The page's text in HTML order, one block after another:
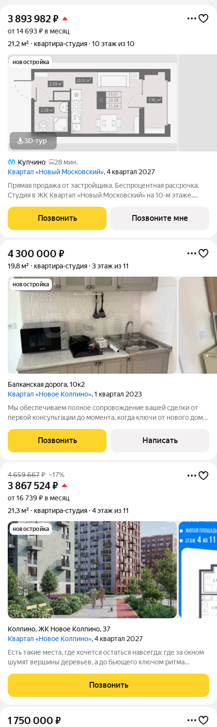
3 893 982₽
от 14 693 ₽ в месяц
21,2 м²
квартира-студия 10 этаж из 10
новостройка
3D-тур
Купчино
28 мин.
Квартал «Новый Московский», 4 квартал 2027
Прямая продажа от застройщика. Беспроцентная рассрочка.
Студия в ЖК Квартал «Новый Московский» на 10-м этаже.
квартал «Новый Московский» в Пушкинском районе. Этот
комплекс объединит в себе
Позвонить Позвоните мне
4 300 000 ₽
19,8 м² квартира-студия 3 этаж из 11
новостройка
Балканская дорога,10к2
Квартал «Новое Колпино», 1 квартал 2023
Мы обеспечиваем полное сопровождение вашей сделки от
первой консультации до момента, когда ключи от нового дома
нами ставка ниже)! Все банки! Ехать никуда не надо! Все
удалённо! Страхование (
Позвонить Написать
4 659 667₽ –17%
3 867 524₽
от 16 739 ₽ в месяц
21,3 м²
квартира-студия 4 этаж из 11
новостройка
Колпино,ЖК Новое Колпино,37
Квартал «Новое Колпино», 4 квартал 2027
Есть такие места, где хочется остаться навсегда: где за окном
шумят вершины деревьев, а до бьющего ключом ритма
вас квартал "Новое Колпино" в зеленом районе
Петербурга.Здесь можно проводить
Позвонить
1 750 000 ₽